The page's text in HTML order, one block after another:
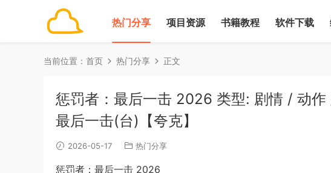
热门分享 项目资源 书籍教程 软件下载
当前位置： 首页 热门分享 正文
惩罚者：最后一击 2026 类型: 剧情 / 动
最后一击(台)【夸克】
2026-05-17 热门分享
惩罚者：最后一击 2026